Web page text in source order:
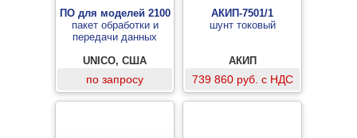
ПО для моделей 2100
пакет обработки и
передачи данных
UNICO, США
по запросу
АКИП-7501/1
шунт токовый
АКИП
739 860 руб. с НДС